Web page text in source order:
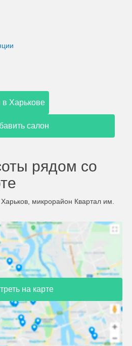
в Харькове
салон
рядом со
микрорайон Квартал им.
на карте